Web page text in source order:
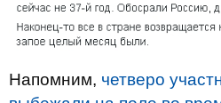
Напомним, четверо